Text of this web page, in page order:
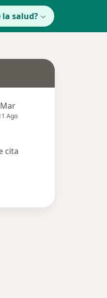
la salud?
Mar
Ago
cita